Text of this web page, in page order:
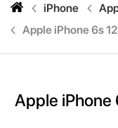
iPhone
Apple iPhone 6s
Apple